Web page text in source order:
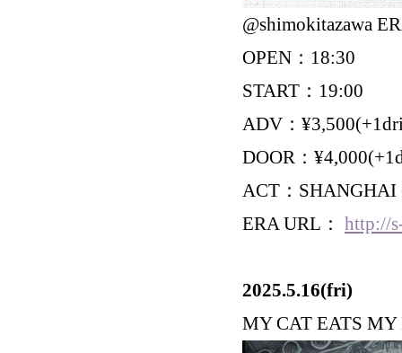
@shimokitazawa
OPEN：18:30
START：19:00
ADV：
DOOR：
ACT：SHANGHAI
ERA URL： http://
2025.5.16(fri)
MY CAT EATS